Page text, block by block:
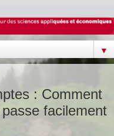
▼
: Comment
facilement